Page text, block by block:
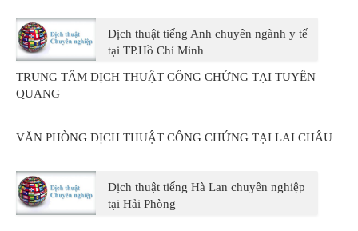
Dịch thuật tiếng Anh chuyên ngành y tế
tại TP.Hồ Chí Minh
TRUNG TÂM DỊCH THUẬT CÔNG CHỨNG TẠI TUYÊN
QUANG
VĂN PHÒNG DỊCH THUẬT CÔNG CHỨNG TẠI LAI CHÂU
Dịch thuật tiếng Hà Lan chuyên nghiệp
tại Hải Phòng